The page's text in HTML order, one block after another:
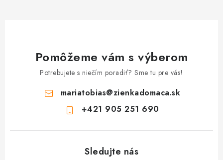
Pomôžeme vám s výberom
Potrebujete s niečím poradiť? Sme tu pre vás!
mariatobias@zienkadomaca.sk
+421 905 251 690